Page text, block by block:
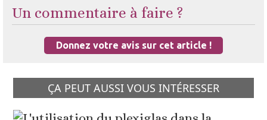
Un commentaire à faire ?
Donnez votre avis sur cet article !
ÇA PEUT AUSSI VOUS INTÉRESSER